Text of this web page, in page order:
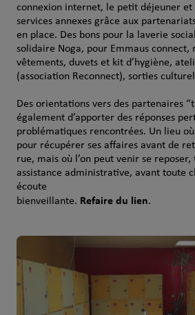
connexion internet, le petit déjeuner et
services annexes grâce aux
en place. Des bons pour la laverie
solidaire Noga, pour Emmaus connect,
vêtements, duvets et kit d’hygiène,
(association Reconnect), sorties
Des orientations vers des partenaires
également d’apporter des réponses
problématiques rencontrées. Un lieu où
pour récupérer ses affaires avant de
rue, mais où l’on peut venir se
assistance administrative, avant toute
écoute
bienveillante. Refaire du lien.